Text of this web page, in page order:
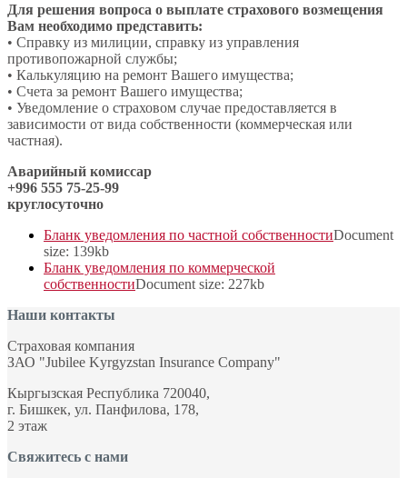
Для решения вопроса о выплате страхового возмещения
Вам необходимо представить:
• Справку из милиции, справку из управления
противопожарной службы;
• Калькуляцию на ремонт Вашего имущества;
• Счета за ремонт Вашего имущества;
• Уведомление о страховом случае предоставляется в
зависимости от вида собственности (коммерческая или
частная).
Аварийный комиссар
+996 555 75-25-99
круглосуточно
Бланк уведомления по частной собственностиDocument
size: 139kb
Бланк уведомления по коммерческой
собственностиDocument size: 227kb
Наши контакты
Страховая компания
ЗАО "Jubilee Kyrgyzstan Insurance Company"
Кыргызская Республика 720040,
г. Бишкек, ул. Панфилова, 178,
2 этаж
Свяжитесь с нами